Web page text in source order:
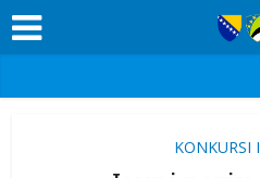
KONKURSI